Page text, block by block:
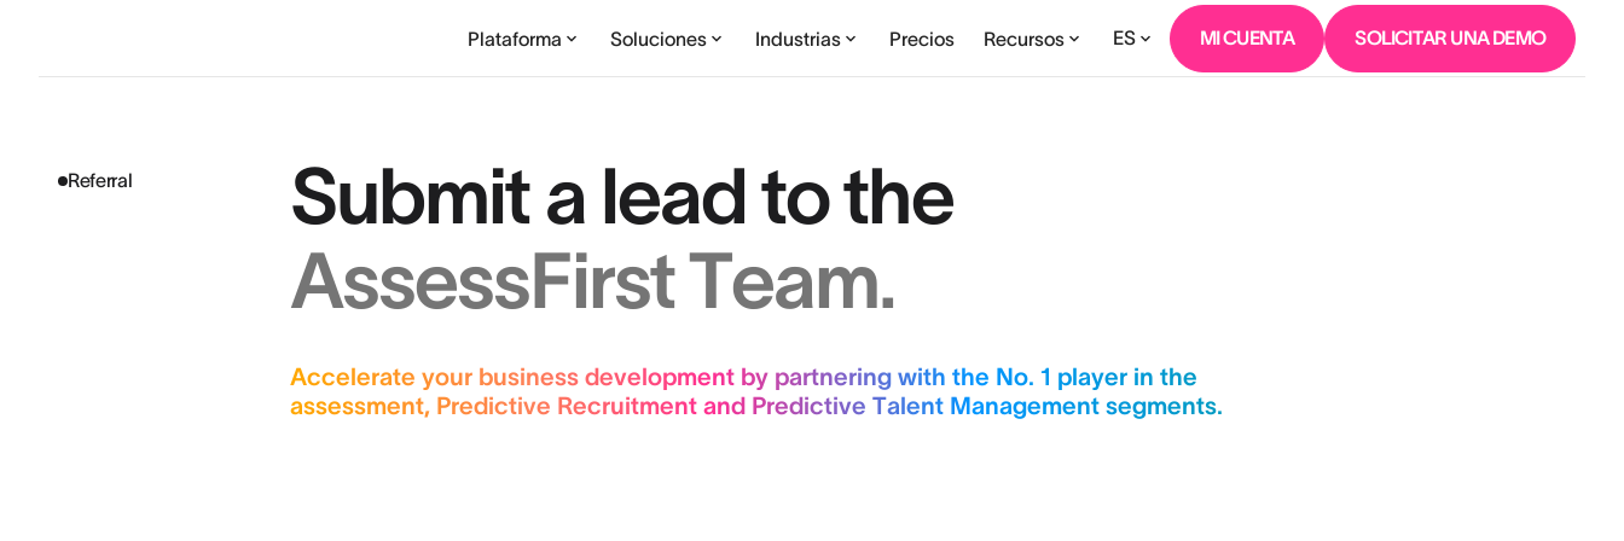
Plataforma Soluciones Industrias Precios Recursos ES MI CUENTA SOLICITAR UNA DEMO
Referral
Submit a lead to the
AssessFirst Team.
Accelerate your business development by partnering with the No. 1 player in the
assessment, Predictive Recruitment and Predictive Talent Management segments.